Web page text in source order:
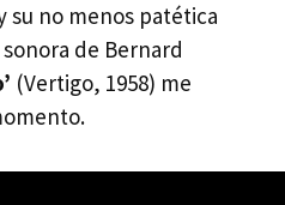
su no menos patética
de Bernard
(Vertigo, 1958) me